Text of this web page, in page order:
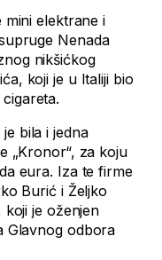
mini elektrane i
Nenada
nikšićkog
koji je u Italiji bio
bila i jedna
„Kronor“, za koju
eura. Iza te firme
Burić i Željko
je oženjen
Glavnog odbora